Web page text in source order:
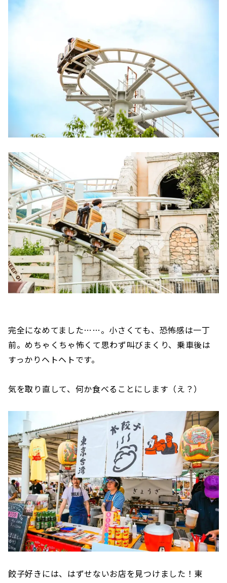
完全になめてました……。小さくても、恐怖感は一丁
前。めちゃくちゃ怖くて思わず叫びまくり、乗車後は
すっかりヘトヘトです。
気を取り直して、何か食べることにします（え？）
餃子好きには、はずせないお店を見つけました！東